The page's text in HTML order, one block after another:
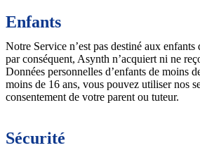
Enfants
Notre Service n’est pas destiné aux enfants
par conséquent, Asynth n’acquiert ni ne
Données personnelles d’enfants de moins
moins de 16 ans, vous pouvez utiliser nos
consentement de votre parent ou tuteur.
Sécurité